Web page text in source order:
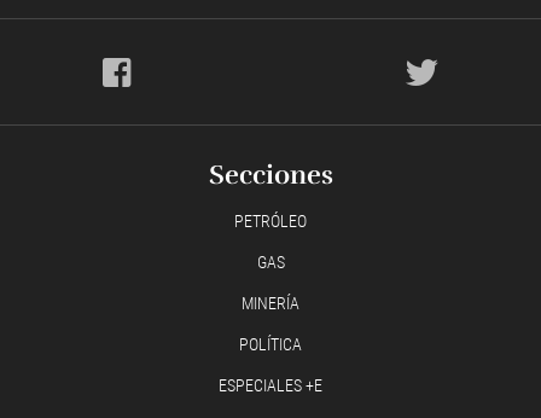
Secciones
PETRÓLEO
GAS
MINERÍA
POLÍTICA
ESPECIALES +E